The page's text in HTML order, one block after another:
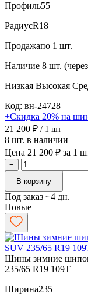
Профиль55
РадиусR18
Продажапо 1 шт.
Наличие 8 шт.
Низкая Высокая
Код: вн-24728
+Скидка 20% на
21 200 ₽ / 1 шт
8 шт. в наличии
Цена 21 200 ₽ за 1
−
В корзину
Под заказ ~4 дн.
Новые
Шины зимние
235/65 R19 109T
Ширина235